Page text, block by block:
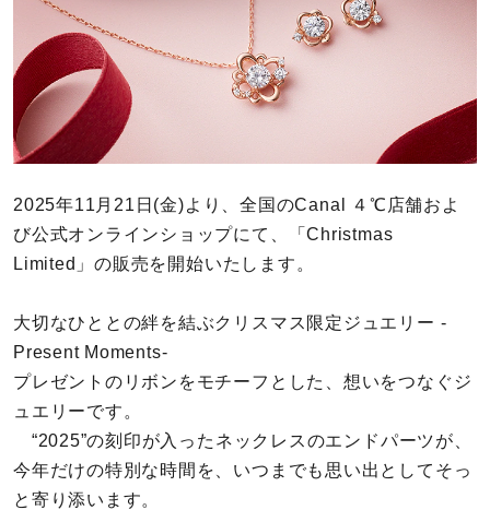
カラー
誕生石
モチーフ
石の色
着用シーン
コレクション
レディース
リングサイズ
～
2025年11月21日(金)より、全国のCanal ４℃店舗およ
び公式オンラインショップにて、「Christmas
Limited」の販売を開始いたします。
大切なひととの絆を結ぶクリスマス限定ジュエリー -
Present Moments-
プレゼントのリボンをモチーフとした、想いをつなぐジ
ュエリーです。
“2025”の刻印が入ったネックレスのエンドパーツが、
今年だけの特別な時間を、いつまでも思い出としてそっ
と寄り添います。